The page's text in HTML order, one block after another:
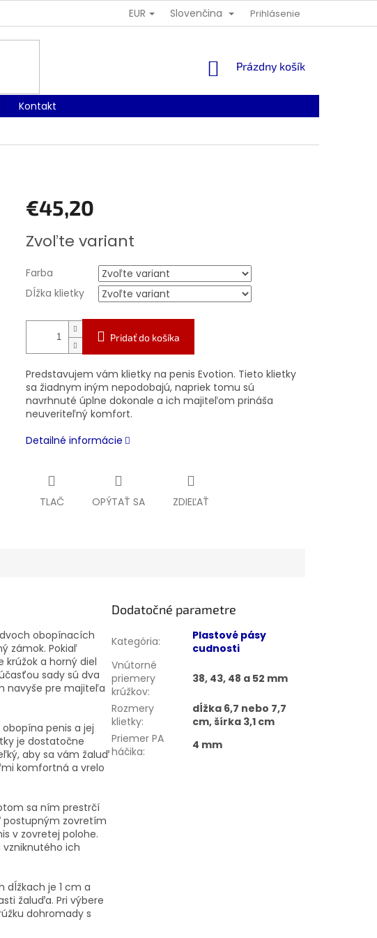
EUR Slovenčina Prihlásenie
NÁKUPNÝ
Prázdny košík
Kontakt
€45,20
cena:
Zvoľte variant
Farba
Dĺžka klietky
Pridať do košíka
Predstavujem vám klietky na penis Evotion. Tieto klietky
sa žiadnym iným nepodobajú, napriek tomu sú
navrhnuté úplne dokonale a ich majiteľom prináša
neuveriteľný komfort.
Detailné informácie
TLAČ OPÝTAŤ SA ZDIEĽAŤ
obopínacích
zámok. Pokiaľ
a horný diel
sady sú dva
navyše pre majiteľa
penis a jej
je dostatočne
aby sa vám žaluď
komfortná a vrelo
sa ním prestrčí
postupným zovretím
v zovretej polohe.
ich
dĺžkach je 1 cm a
žaluďa. Pri výbere
dohromady s
Dodatočné parametre
Kategória:
Plastové pásy
cudnosti
Vnútorné
priemery
krúžkov:
38, 43, 48 a 52 mm
Rozmery
klietky:
dĺžka 6,7 nebo 7,7
cm, šírka 3,1 cm
Priemer PA
háčika: 4 mm